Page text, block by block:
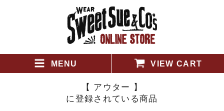
MENU VIEW CART
【 アウター 】
に登録されている商品